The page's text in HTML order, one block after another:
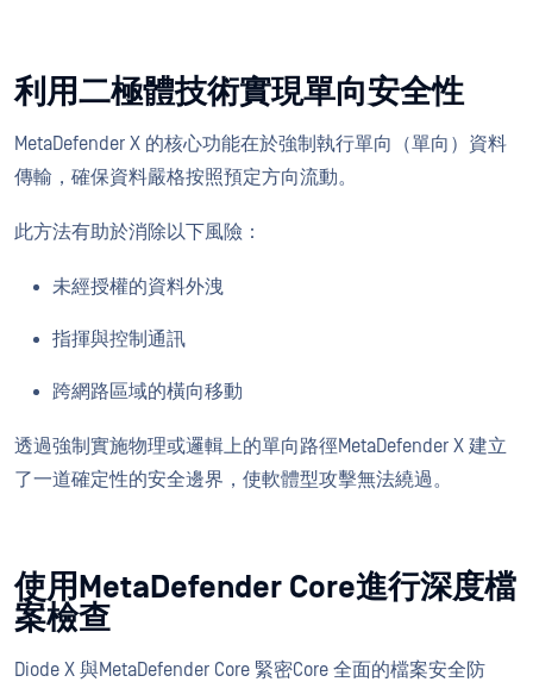
利用二極體技術實現單向安全性
MetaDefender X 的核心功能在於強制執行單向（單向）資料
傳輸，確保資料嚴格按照預定方向流動。
此方法有助於消除以下風險：
未經授權的資料外洩
指揮與控制通訊
跨網路區域的橫向移動
透過強制實施物理或邏輯上的單向路徑MetaDefender X 建立
了一道確定性的安全邊界，使軟體型攻擊無法繞過。
使用MetaDefender Core進行深度檔
案檢查
Diode X 與MetaDefender Core 緊密Core 全面的檔案安全防